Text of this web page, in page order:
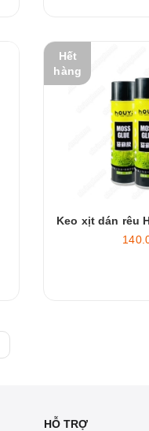
Hết
hàng
Keo xịt dán rêu
HỖ TRỢ